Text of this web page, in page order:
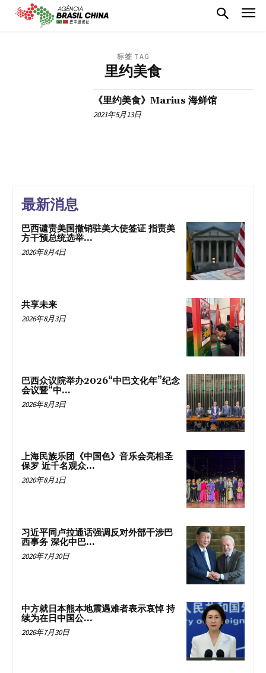
标签 TAG
里约美食
《里约美食》Marius 海鲜馆
2021年5月13日
最新消息
巴西谴责美国撤销驻美大使签证 指责美
方干预总统选举...
2026年8月4日
共享未来
2026年8月3日
巴西众议院举办2026“中巴文化年”纪念
会议暨“中...
2026年8月3日
上海民族乐团《中国色》音乐会亮相圣
保罗 近千名观众...
2026年8月1日
习近平同卢拉通话强调反对外部干涉巴
西事务 深化中巴...
2026年7月30日
中方就日本熊本地震遇难者表示哀悼 持
续为在日中国公...
2026年7月30日